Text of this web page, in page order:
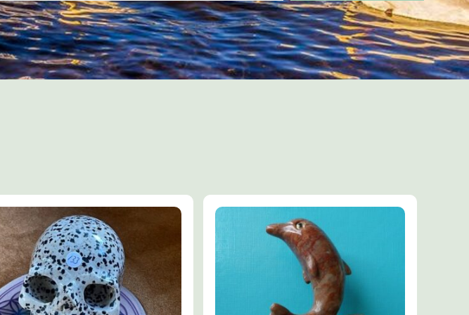
je weerbaar en assertief en vermindert
conflicten. Het maakt oprecht, eerlijk,
en zorgt voor balans in lichaam, ziel en
Bewustzijn